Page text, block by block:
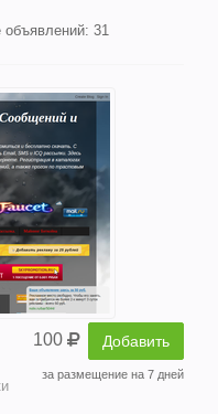
объявлений: 31
100 Добавить
за размещение на 7 дней